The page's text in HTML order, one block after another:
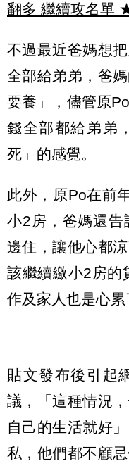
翻多 繼續攻名單
不過最近爸媽想
全部給弟弟，爸
要養」，儘管原
錢全部都給弟弟
死」的感覺。
此外，原Po在前
小2房，爸媽還告
邊住，讓他心都
該繼續繳小2房的
作及家人也是心累
貼文發布後引起
議，「這種情況
自己的生活就好
私，他們都不顧